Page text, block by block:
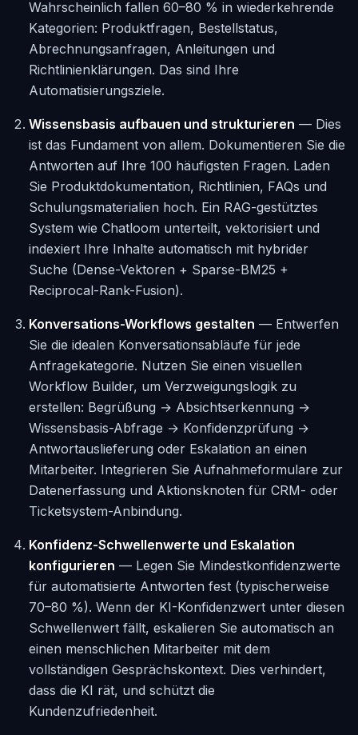
Wahrscheinlich fallen 60–80 % in wiederkehrende
Kategorien: Produktfragen, Bestellstatus,
Abrechnungsanfragen, Anleitungen und
Richtlinienklärungen. Das sind Ihre
Automatisierungsziele.
Wissensbasis aufbauen und strukturieren — Dies
ist das Fundament von allem. Dokumentieren Sie die
Antworten auf Ihre 100 häufigsten Fragen. Laden
Sie Produktdokumentation, Richtlinien, FAQs und
Schulungsmaterialien hoch. Ein RAG-gestütztes
System wie Chatloom unterteilt, vektorisiert und
indexiert Ihre Inhalte automatisch mit hybrider
Suche (Dense-Vektoren + Sparse-BM25 +
Reciprocal-Rank-Fusion).
Konversations-Workflows gestalten — Entwerfen
Sie die idealen Konversationsabläufe für jede
Anfragekategorie. Nutzen Sie einen visuellen
Workflow Builder, um Verzweigungslogik zu
erstellen: Begrüßung → Absichtserkennung →
Wissensbasis-Abfrage → Konfidenzprüfung →
Antwortauslieferung oder Eskalation an einen
Mitarbeiter. Integrieren Sie Aufnahmeformulare zur
Datenerfassung und Aktionsknoten für CRM- oder
Ticketsystem-Anbindung.
Konfidenz-Schwellenwerte und Eskalation
konfigurieren — Legen Sie Mindestkonfidenzwerte
für automatisierte Antworten fest (typischerweise
70–80 %). Wenn der KI-Konfidenzwert unter diesen
Schwellenwert fällt, eskalieren Sie automatisch an
einen menschlichen Mitarbeiter mit dem
vollständigen Gesprächskontext. Dies verhindert,
dass die KI rät, und schützt die
Kundenzufriedenheit.